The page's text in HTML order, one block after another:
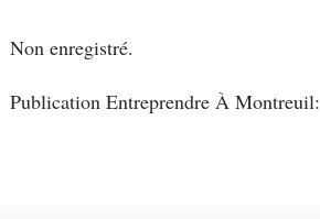
Non enregistré.
Publication Entreprendre À Montreuil: